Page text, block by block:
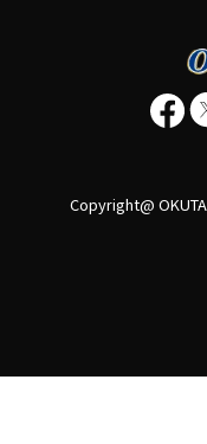
Copyright@